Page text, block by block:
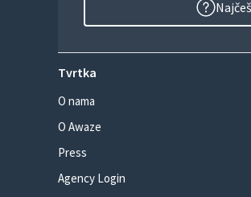
Tvrtka
O nama
O Awaze
Press
Agency Login